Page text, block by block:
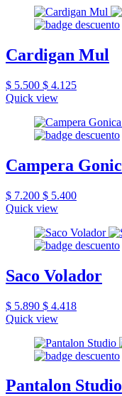
Cardigan Mul
$ 5.500 $ 4.125
Quick view
Campera
$ 7.200 $ 5.400
Quick view
Saco Volador
$ 5.890 $ 4.418
Quick view
Pantalon Studio